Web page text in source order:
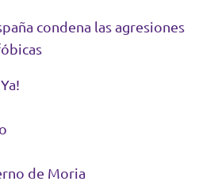
condena las agresiones
de Moria